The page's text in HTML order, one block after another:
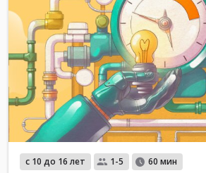
с 10 до 16 лет 1-5 60 мин